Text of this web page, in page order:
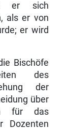
er sich
als er von
er wird
Bischöfe
des
der
über
für das
Dozenten